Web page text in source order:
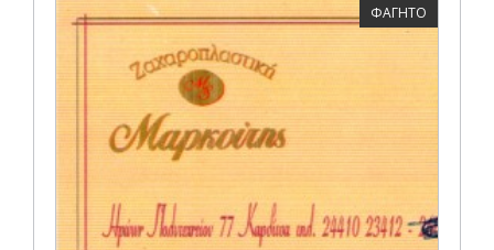
ΦΑΓΗΤΟ